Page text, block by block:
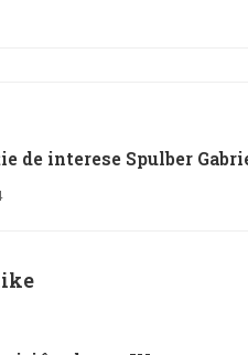
de interese Spulber